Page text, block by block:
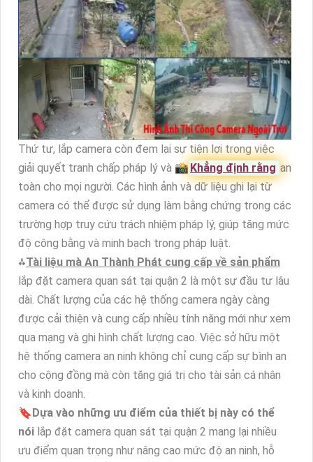
Thứ tư, lắp camera còn đem lại sự tiện lợi trong việc
giải quyết tranh chấp pháp lý và 📸 Khẳng định rằng an
toàn cho mọi người. Các hình ảnh và dữ liệu ghi lại từ
camera có thể được sử dụng làm bằng chứng trong các
trường hợp truy cứu trách nhiệm pháp lý, giúp tăng mức
độ công bằng và minh bạch trong pháp luật.
⁂Tài liệu mà An Thành Phát cung cấp về sản phẩm
lắp đặt camera quan sát tại quận 2 là một sự đầu tư lâu
dài. Chất lượng của các hệ thống camera ngày càng
được cải thiện và cung cấp nhiều tính năng mới như xem
qua mạng và ghi hình chất lượng cao. Việc sở hữu một
hệ thống camera an ninh không chỉ cung cấp sự bình an
cho cộng đồng mà còn tăng giá trị cho tài sản cá nhân
và kinh doanh.
🔖Dựa vào những ưu điểm của thiết bị này có thể
nói lắp đặt camera quan sát tại quận 2 mang lại nhiều
ưu điểm quan trọng như nâng cao mức độ an ninh, hỗ